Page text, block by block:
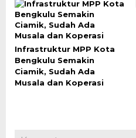
Infrastruktur MPP Kota
Bengkulu Semakin
Ciamik, Sudah Ada
Musala dan Koperasi